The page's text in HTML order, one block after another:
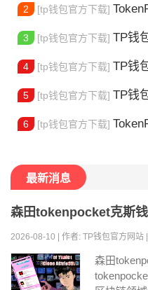
2 [tp钱包官方下载]
3 [tp钱包官方下载] TP钱包
4 [tp钱包官方下载] TP钱包
5 [tp钱包官方下载] TP钱包
6 [tp钱包官方下载]
最新消息
森田tokenpocket克斯
2026-08-10 | 作者: TP钱包官方网站 |
森田